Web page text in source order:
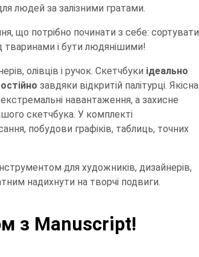
людей за залізними гратами.
що потрібно починати з себе: сортувати
тваринами і бути людянішими!
олівців і ручок. Скетчбуки ідеально
завдяки відкритій палітурці. Якісна
навантаження, а захисне
скетчбука. У комплекті
побудови графіків, таблиць, точних
для художників, дизайнерів,
надихнути на творчі подвиги.
з Manuscript!